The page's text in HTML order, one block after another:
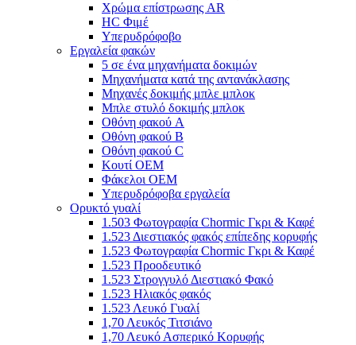
Χρώμα επίστρωσης AR
HC Φιμέ
Υπερυδρόφοβο
Εργαλεία φακών
5 σε ένα μηχανήματα δοκιμών
Μηχανήματα κατά της αντανάκλασης
Μηχανές δοκιμής μπλε μπλοκ
Μπλε στυλό δοκιμής μπλοκ
Οθόνη φακού A
Οθόνη φακού Β
Οθόνη φακού C
Κουτί OEM
Φάκελοι OEM
Υπερυδρόφοβα εργαλεία
Ορυκτό γυαλί
1.503 Φωτογραφία Chormic Γκρι & Καφέ
1.523 Διεστιακός φακός επίπεδης κορυφής
1.523 Φωτογραφία Chormic Γκρι & Καφέ
1.523 Προοδευτικό
1.523 Στρογγυλό Διεστιακό Φακό
1.523 Ηλιακός φακός
1.523 Λευκό Γυαλί
1,70 Λευκός Τιτσιάνο
1,70 Λευκό Ασπερικό Κορυφής